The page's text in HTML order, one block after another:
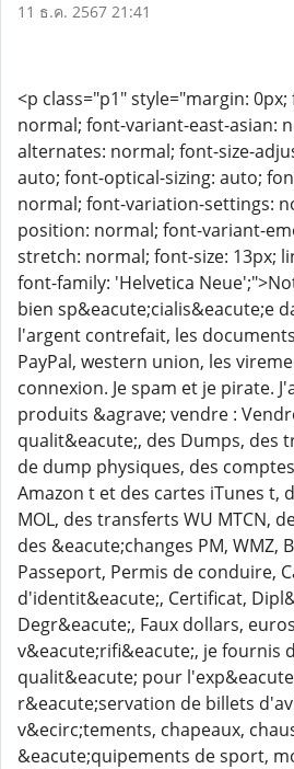
11 ธ.ค. 2567 21:41
<p class="p1" style="margin:
normal; font-variant-east-asian:
alternates: normal; font-size-
auto; font-optical-sizing: auto;
normal; font-variation-settings:
position: normal; font-variant-
stretch: normal; font-size: 13px;
font-family: 'Helvetica
bien sp&eacute;cialis&eacute;e
l'argent contrefait, les
PayPal, western union, les
connexion. Je spam et je pirate.
produits &agrave; vendre :
qualit&eacute;, des Dumps, des
de dump physiques, des
Amazon t et des cartes iTunes t,
MOL, des transferts WU MTCN,
des &eacute;changes PM, WMZ,
Passeport, Permis de conduire,
d'identit&eacute;, Certificat,
Degr&eacute;, Faux dollars,
v&eacute;rifi&eacute;, je fournis
qualit&eacute; pour
r&eacute;servation de billets
v&ecirc;tements, chapeaux,
&eacute;quipements de sport,